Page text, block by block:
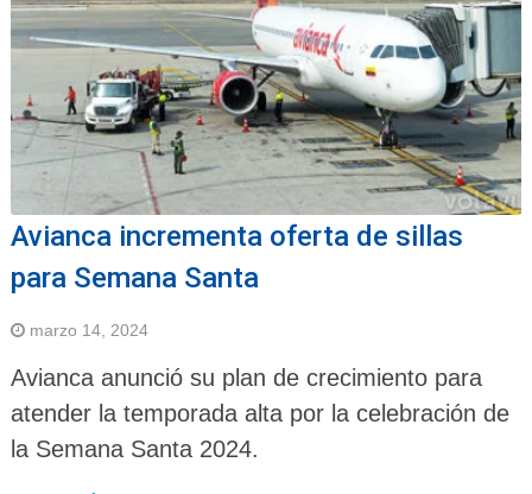
Avianca incrementa oferta de sillas
para Semana Santa
marzo 14, 2024
Avianca anunció su plan de crecimiento para
atender la temporada alta por la celebración de
la Semana Santa 2024.